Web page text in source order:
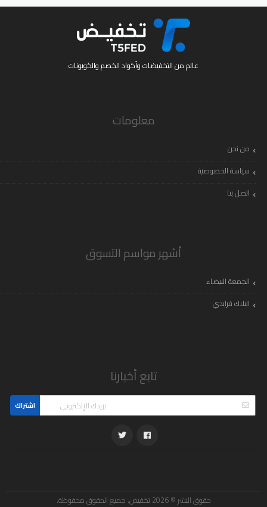
عالم من التخفيضات وأكواد الخصم والكوبونات
معلومات
من نحن
سياسة الخصوصية
اتصل بنا
أشهر مواسم التسوق
الجمعة البيضاء
البلاك فرايدي
تابع أخبارنا
اشتراك
حقوق النشر © 2026 تخفيض. جميع الحقوق محفوظة.